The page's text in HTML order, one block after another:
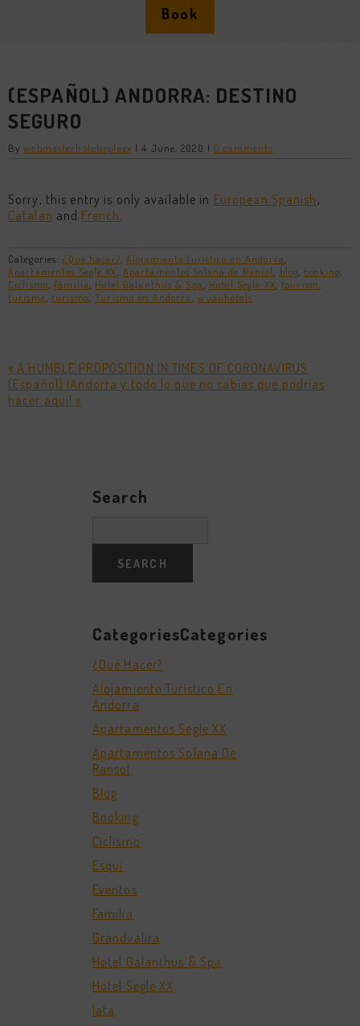
Book
(ESPAÑOL) ANDORRA: DESTINO
SEGURO
Bywebmasterhotelseglexx | 4 June, 2020 | 0 comments
Sorry, this entry is only available in European Spanish ,
Catalan and French.
Categories:¿Qué hacer? ,Alojamiento turistico en Andorra
Apartamentos Segle XX Apartamentos Solana de Ransol blog booking
Ciclismo Familia Hotel Galanthus & Spa Hotel Segle XX tourism
turisme turismo Turismo en Andorra wuauhotels
« A HUMBLE PROPOSITION IN TIMES OF CORONAVIRUS
(Español) ¡Andorra y todo lo que no sabías que podrías
hacer aquí! »
Search
CategoriesCategories
¿Qué Hacer?
Alojamiento Turistico En
Andorra
Apartamentos Segle XX
Apartamentos Solana De
Ransol
Blog
Booking
Ciclismo
Esqui
Eventos
Familia
Grandvalira
Hotel Galanthus & Spa
Hotel Segle XX
Iata